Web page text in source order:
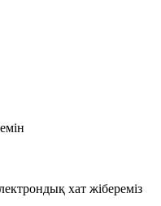
хат жібереміз